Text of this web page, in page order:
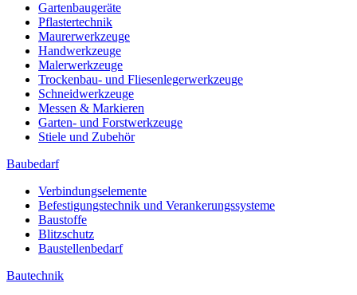
Gartenbaugeräte
Pflastertechnik
Maurerwerkzeuge
Handwerkzeuge
Malerwerkzeuge
Trockenbau- und Fliesenlegerwerkzeuge
Schneidwerkzeuge
Messen & Markieren
Garten- und Forstwerkzeuge
Stiele und Zubehör
Baubedarf
Verbindungselemente
Befestigungstechnik und Verankerungssysteme
Baustoffe
Blitzschutz
Baustellenbedarf
Bautechnik